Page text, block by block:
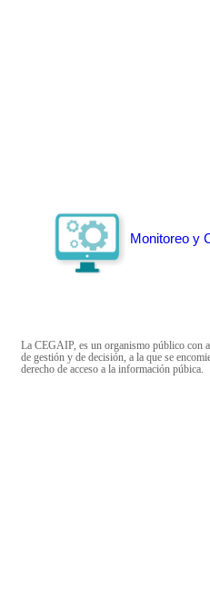
Monitoreo y
La CEGAIP, es un organismo público con
de gestión y de decisión, a la que se
derecho de acceso a la información púbica.